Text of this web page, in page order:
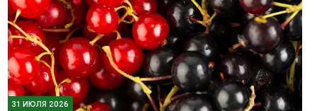
31 ИЮЛЯ 2026